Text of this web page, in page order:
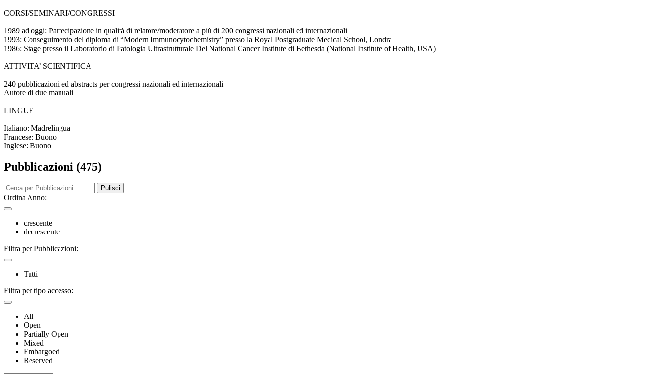
CORSI/SEMINARI/CONGRESSI
1989 ad oggi: Partecipazione in qualità di relatore/moderatore a più di 200 congressi nazionali ed internazionali
1993: Conseguimento del diploma di “Modern Immunocytochemistry” presso la Royal Postgraduate Medical School, Londra
1986: Stage presso il Laboratorio di Patologia Ultrastrutturale Del National Cancer Institute di Bethesda (National Institute of Health, USA)
ATTIVITA’ SCIENTIFICA
240 pubblicazioni ed abstracts per congressi nazionali ed internazionali
Autore di due manuali
LINGUE
Italiano: Madrelingua
Francese: Buono
Inglese: Buono
Pubblicazioni (475)
Pulisci
Ordina Anno:
crescente
decrescente
Filtra per Pubblicazioni:
Tutti
Filtra per tipo accesso:
All
Open
Partially Open
Mixed
Embargoed
Reserved